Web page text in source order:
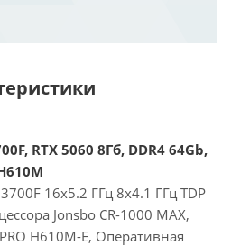
RTX 5060 8Гб, DDR4 64Gb,
16x5.2 ГГц 8x4.1 ГГц TDP
Jonsbo CR-1000 MAX,
H610M-E, Оперативная